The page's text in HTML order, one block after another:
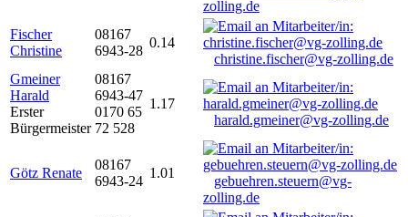
zolling.de
Fischer
Christine
08167
6943-28
0.14
christine.fischer@vg-zolling.de
Gmeiner
Harald
Erster
Bürgermeister
08167
6943-47
0170 65
72 528
1.17
harald.gmeiner@vg-zolling.de
Götz Renate
08167
6943-24
1.01
gebuehren.steuern@vg-
zolling.de